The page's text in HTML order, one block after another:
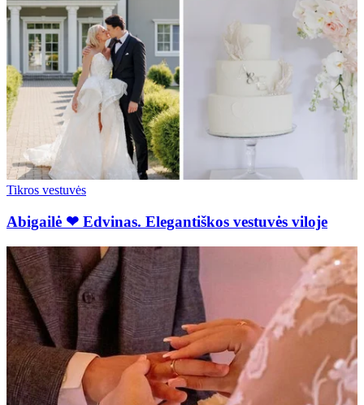
Tikros vestuvės
Abigailė ❤ Edvinas. Elegantiškos vestuvės viloje